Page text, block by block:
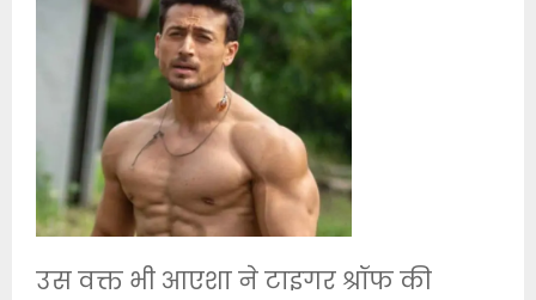
उस वक्त भी आएशा ने टाइगर श्रॉफ की